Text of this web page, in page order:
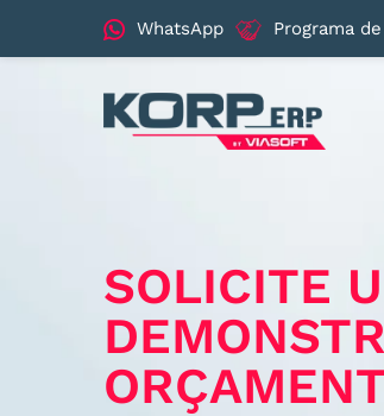
WhatsApp Programa
SOLICITE